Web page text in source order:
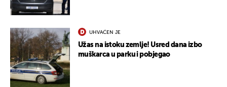
UHVAĆEN JE
Užas na istoku zemlje! Usred dana izbo
muškarca u parku i pobjegao